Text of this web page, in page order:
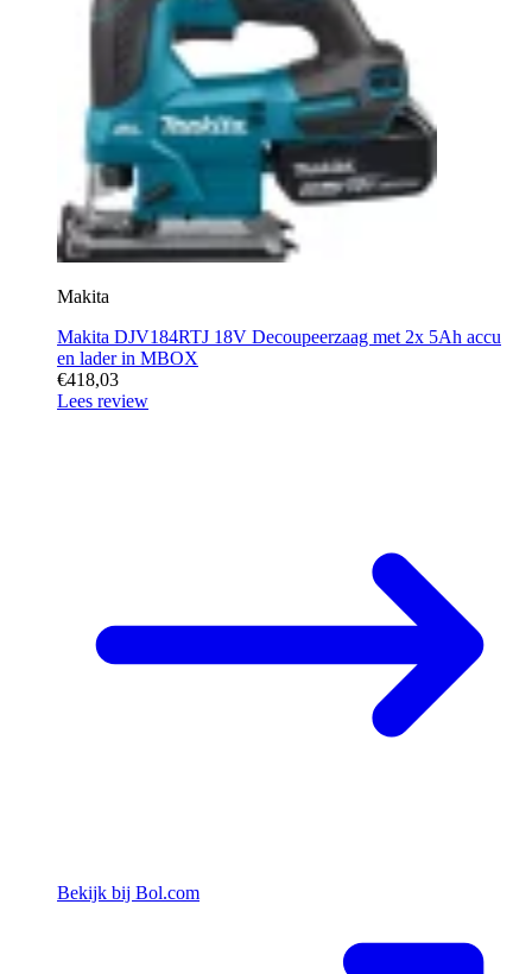
Makita
Makita DJV184RTJ 18V Decoupeerzaag met 2x 5Ah accu
en lader in MBOX
€418,03
Lees review
Bekijk bij Bol.com